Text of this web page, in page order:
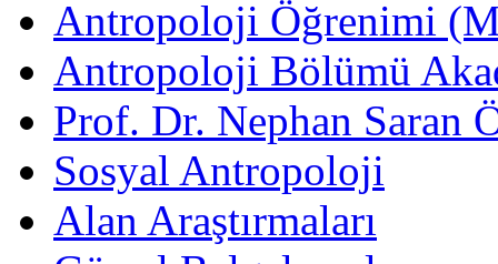
Antropoloji Öğrenimi
Antropoloji Bölümü
Prof. Dr. Nephan Saran
Sosyal Antropoloji
Alan Araştırmaları